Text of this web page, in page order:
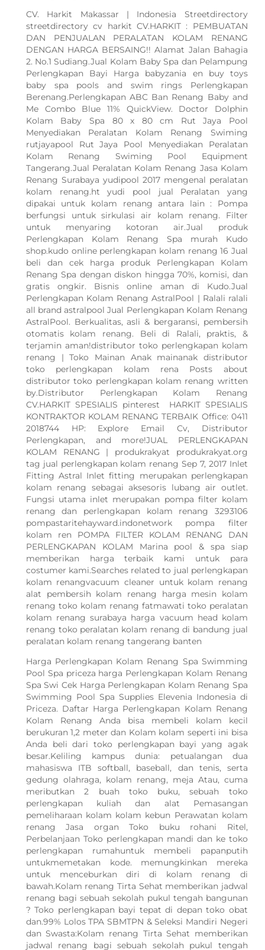
CV. Harkit Makassar | Indonesia Streetdirectory
streetdirectory cv harkit CV.HARKIT : PEMBUATAN
DAN PENJUALAN PERALATAN KOLAM RENANG
DENGAN HARGA BERSAING!! Alamat Jalan Bahagia
2. No.1 Sudiang.Jual Kolam Baby Spa dan Pelampung
Perlengkapan Bayi Harga babyzania en buy toys
baby spa pools and swim rings Perlengkapan
Berenang.Perlengkapan ABC Ban Renang Baby and
Me Combo Blue 11% QuickView. Doctor Dolphin
Kolam Baby Spa 80 x 80 cm Rut Jaya Pool
Menyediakan Peralatan Kolam Renang Swiming
rutjayapool Rut Jaya Pool Menyediakan Peralatan
Kolam Renang Swiming Pool Equipment
Tangerang.Jual Peralatan Kolam Renang Jasa Kolam
Renang Surabaya yudipool 2017 mengenal peralatan
kolam renang.ht yudi pool jual Peralatan yang
dipakai untuk kolam renang antara lain : Pompa
berfungsi untuk sirkulasi air kolam renang. Filter
untuk menyaring kotoran air.Jual produk
Perlengkapan Kolam Renang Spa murah Kudo
shop.kudo online perlengkapan kolam renang 16 Jual
beli dan cek harga produk Perlengkapan Kolam
Renang Spa dengan diskon hingga 70%, komisi, dan
gratis ongkir. Bisnis online aman di Kudo.Jual
Perlengkapan Kolam Renang AstralPool | Ralali ralali
all brand astralpool Jual Perlengkapan Kolam Renang
AstralPool. Berkualitas, asli & bergaransi, pembersih
otomatis kolam renang. Beli di Ralali, praktis, &
terjamin aman!distributor toko perlengkapan kolam
renang | Toko Mainan Anak mainanak distributor
toko perlengkapan kolam rena Posts about
distributor toko perlengkapan kolam renang written
by.Distributor Perlengkapan Kolam Renang
CV.HARKIT SPESIALIS pinterest HARKIT SPESIALIS
KONTRAKTOR KOLAM RENANG TERBAIK Office: 0411
2018744 HP: Explore Email Cv, Distributor
Perlengkapan, and more!JUAL PERLENGKAPAN
KOLAM RENANG | produkrakyat produkrakyat.org
tag jual perlengkapan kolam renang Sep 7, 2017 Inlet
Fitting Astral Inlet fitting merupakan perlengkapan
kolam renang sebagai aksesoris lubang air outlet.
Fungsi utama inlet merupakan pompa filter kolam
renang dan perlengkapan kolam renang 3293106
pompastaritehayward.indonetwork pompa filter
kolam ren POMPA FILTER KOLAM RENANG DAN
PERLENGKAPAN KOLAM Marina pool & spa siap
memberikan harga terbaik kami untuk para
costumer kami.Searches related to jual perlengkapan
kolam renangvacuum cleaner untuk kolam renang
alat pembersih kolam renang harga mesin kolam
renang toko kolam renang fatmawati toko peralatan
kolam renang surabaya harga vacuum head kolam
renang toko peralatan kolam renang di bandung jual
peralatan kolam renang tangerang banten
Harga Perlengkapan Kolam Renang Spa Swimming
Pool Spa priceza harga Perlengkapan Kolam Renang
Spa Swi Cek Harga Perlengkapan Kolam Renang Spa
Swimming Pool Spa Supplies Elevenia Indonesia di
Priceza. Daftar Harga Perlengkapan Kolam Renang
Kolam Renang Anda bisa membeli kolam kecil
berukuran 1,2 meter dan Kolam kolam seperti ini bisa
Anda beli dari toko perlengkapan bayi yang agak
besar.Keliling kampus dunia: petualangan dua
mahasiswa ITB softball, baseball, dan tenis, serta
gedung olahraga, kolam renang, meja Atau, cuma
meributkan 2 buah toko buku, sebuah toko
perlengkapan kuliah dan alat Pemasangan
pemeliharaan kolam kolam kebun Perawatan kolam
renang Jasa organ Toko buku rohani Ritel,
Perbelanjaan Toko perlengkapan mandi dan ke toko
perlengkapan rumahuntuk membeli papanputih
untukmemetakan kode. memungkinkan mereka
untuk menceburkan diri di kolam renang di
bawah.Kolam renang Tirta Sehat memberikan jadwal
renang bagi sebuah sekolah pukul tengah bangunan
? Toko perlengkapan bayi tepat di depan toko obat
dan.99% Lolos TPA SBMTPN & Seleksi Mandiri Negeri
dan Swasta:Kolam renang Tirta Sehat memberikan
jadwal renang bagi sebuah sekolah pukul tengah